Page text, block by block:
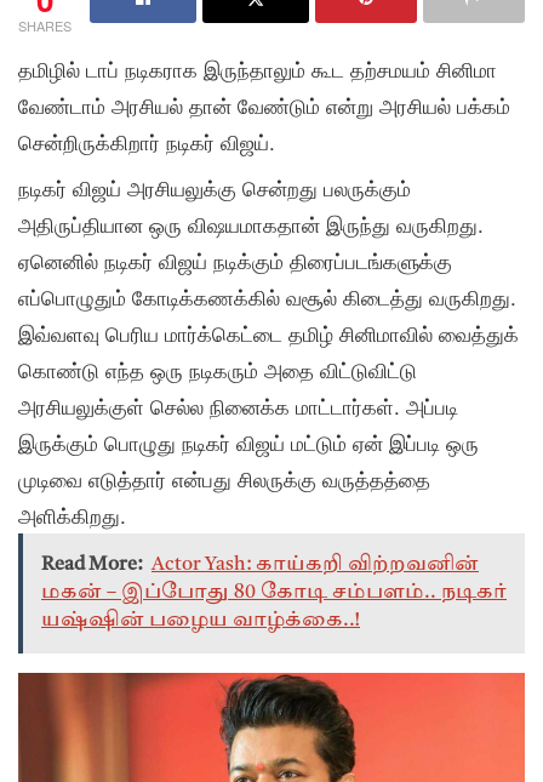
SHARES
தமிழில் டாப் நடிகராக இருந்தாலும் கூட தற்சமயம் சினிமா
வேண்டாம் அரசியல் தான் வேண்டும் என்று அரசியல் பக்கம்
சென்றிருக்கிறார் நடிகர் விஜய்.
நடிகர் விஜய் அரசியலுக்கு சென்றது பலருக்கும்
அதிருப்தியான ஒரு விஷயமாகதான் இருந்து வருகிறது.
ஏனெனில் நடிகர் விஜய் நடிக்கும் திரைப்படங்களுக்கு
எப்பொழுதும் கோடிக்கணக்கில் வசூல் கிடைத்து வருகிறது.
இவ்வளவு பெரிய மார்க்கெட்டை தமிழ் சினிமாவில் வைத்துக்
கொண்டு எந்த ஒரு நடிகரும் அதை விட்டுவிட்டு
அரசியலுக்குள் செல்ல நினைக்க மாட்டார்கள். அப்படி
இருக்கும் பொழுது நடிகர் விஜய் மட்டும் ஏன் இப்படி ஒரு
முடிவை எடுத்தார் என்பது சிலருக்கு வருத்தத்தை
அளிக்கிறது.
Read More: Actor Yash: காய்கறி விற்றவனின்
மகன் – இப்போது 80 கோடி சம்பளம்.. நடிகர்
யஷ்ஷின் பழைய வாழ்க்கை..!